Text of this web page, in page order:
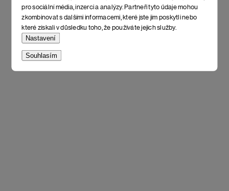
pro sociální média, inzerci a analýzy. Partneři tyto údaje mohou
zkombinovat s dalšími informacemi, které jste jim poskytli nebo
které získali v důsledku toho, že používáte jejich služby.
Nastavení
Souhlasím